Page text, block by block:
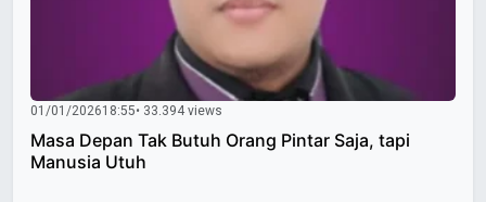
01/01/202618:55• 33.394 views
Masa Depan Tak Butuh Orang Pintar Saja, tapi
Manusia Utuh